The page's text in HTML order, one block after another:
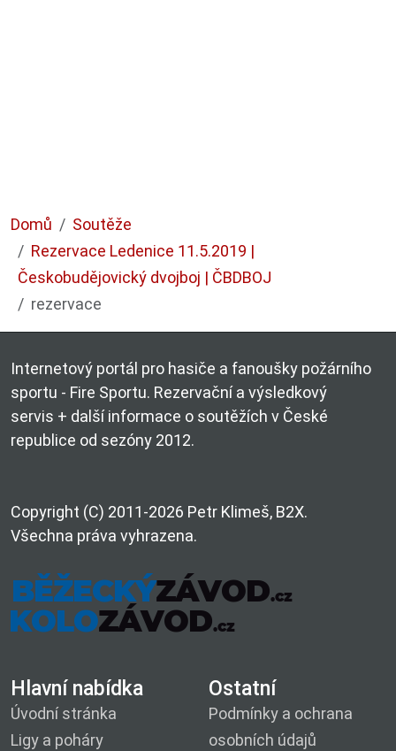
Domů
Soutěže
Rezervace Ledenice 11.5.2019 |
Českobudějovický dvojboj | ČBDBOJ
rezervace
Internetový portál pro hasiče a fanoušky požárního
sportu - Fire Sportu. Rezervační a výsledkový
servis + další informace o soutěžích v České
republice od sezóny 2012.
Copyright (C) 2011-2026 Petr Klimeš, B2X.
Všechna práva vyhrazena.
Hlavní nabídka
Úvodní stránka
Ligy a poháry
Ostatní
Podmínky a ochrana
osobních údajů